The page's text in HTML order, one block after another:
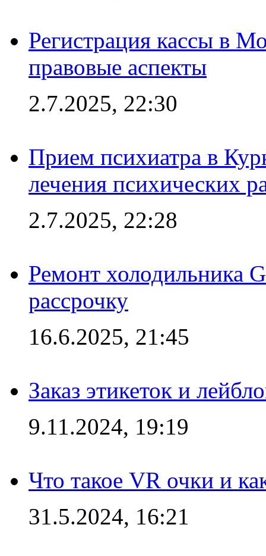
Регистрация кассы в
правовые аспекты
2.7.2025, 22:30
Прием психиатра в
лечения психических
2.7.2025, 22:28
Ремонт холодильника
рассрочку
16.6.2025, 21:45
Заказ этикеток и
9.11.2024, 19:19
Что такое VR очки и
31.5.2024, 16:21